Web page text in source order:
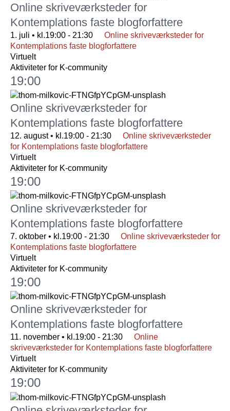
Online skriveværksteder for
Kontemplations faste blogforfattere
1. juli • kl.19:00- 21:30
Online skriveværksteder for
Kontemplations faste blogforfattere
Virtuelt
Aktiviteter for K-community
19:00
Online skriveværksteder for
Kontemplations faste blogforfattere
12. august • kl.19:00- 21:30
Online skriveværksteder
for Kontemplations faste blogforfattere
Virtuelt
Aktiviteter for K-community
19:00
Online skriveværksteder for
Kontemplations faste blogforfattere
7. oktober • kl.19:00- 21:30
Online skriveværksteder for
Kontemplations faste blogforfattere
Virtuelt
Aktiviteter for K-community
19:00
Online skriveværksteder for
Kontemplations faste blogforfattere
11. november • kl.19:00- 21:30
Online
skriveværksteder for Kontemplations faste blogforfattere
Virtuelt
Aktiviteter for K-community
19:00